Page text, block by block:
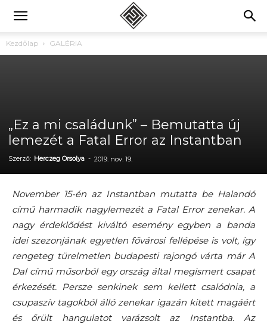
Kezdőlap GALÉRIA
„Ez a mi családunk” – Bemutatta új
lemezét a Fatal Error az Instantban
Szerző: Herczeg Orsolya - 2019. nov. 19.
November 15-én az Instantban mutatta be Halandó
című harmadik nagylemezét a Fatal Error zenekar. A
nagy érdeklődést kiváltó esemény egyben a banda
idei szezonjának egyetlen fővárosi fellépése is volt, így
rengeteg türelmetlen budapesti rajongó várta már A
Dal című műsorból egy ország által megismert csapat
érkezését. Persze senkinek sem kellett csalódnia, a
csupaszív tagokból álló zenekar igazán kitett magáért
és őrült hangulatot varázsolt az Instantba. Az